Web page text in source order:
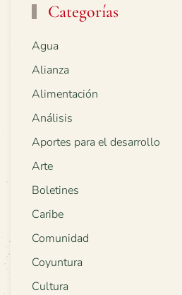
Categorías
Agua
Alianza
Alimentación
Análisis
Aportes para el desarrollo
Arte
Boletines
Caribe
Comunidad
Coyuntura
Cultura